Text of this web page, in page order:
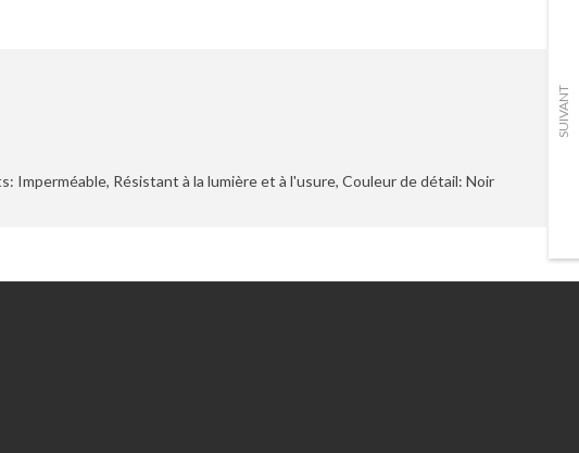
SUIVANT
Imperméable, Résistant à la lumière et à l'usure, Couleur de détail: Noir